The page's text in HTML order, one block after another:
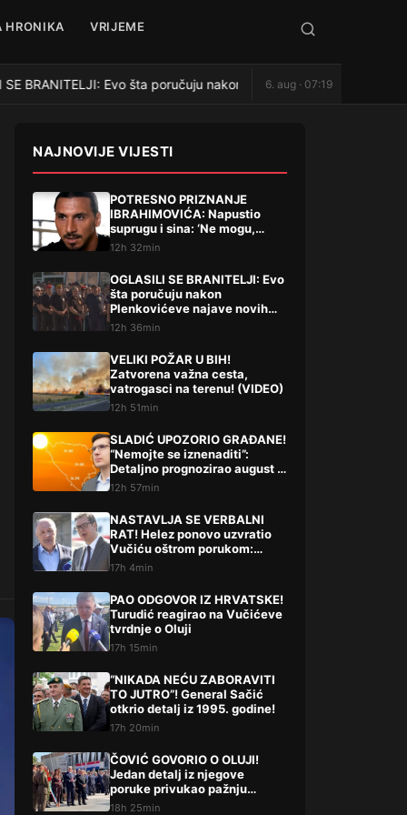
HRONIKA VRIJEME
BRANITELJI: Evo šta poručuju nakon Plenkovićeve najave novih
6. aug · 07:19
NAJNOVIJE VIJESTI
POTRESNO PRIZNANJE
IBRAHIMOVIĆA: Napustio
suprugu i sina: ‘Ne mogu,
oprostite’
12h 32min
OGLASILI SE BRANITELJI: Evo
šta poručuju nakon
Plenkovićeve najave novih
dodataka na mirovine
12h 36min
VELIKI POŽAR U BIH!
Zatvorena važna cesta,
vatrogasci na terenu! (VIDEO)
12h 51min
SLADIĆ UPOZORIO GRAĐANE!
“Nemojte se iznenaditi”:
Detaljno prognozirao august i
septembar
12h 57min
NASTAVLJA SE VERBALNI
RAT! Helez ponovo uzvratio
Vučiću oštrom porukom:
“Nastaviš li ovako…”
17h 4min
PAO ODGOVOR IZ HRVATSKE!
Turudić reagirao na Vučićeve
tvrdnje o Oluji
17h 15min
“NIKADA NEĆU ZABORAVITI
TO JUTRO”! General Sačić
otkrio detalj iz 1995. godine!
17h 20min
ČOVIĆ GOVORIO O OLUJI!
Jedan detalj iz njegove
poruke privukao pažnju
javnosti!
18h 25min